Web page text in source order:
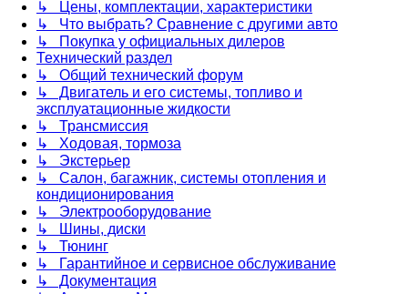
↳ Цены, комплектации, характеристики
↳ Что выбрать? Сравнение с другими авто
↳ Покупка у официальных дилеров
Технический раздел
↳ Общий технический форум
↳ Двигатель и его системы, топливо и
эксплуатационные жидкости
↳ Трансмиссия
↳ Ходовая, тормоза
↳ Экстерьер
↳ Салон, багажник, системы отопления и
кондиционирования
↳ Электрооборудование
↳ Шины, диски
↳ Тюнинг
↳ Гарантийное и сервисное обслуживание
↳ Документация